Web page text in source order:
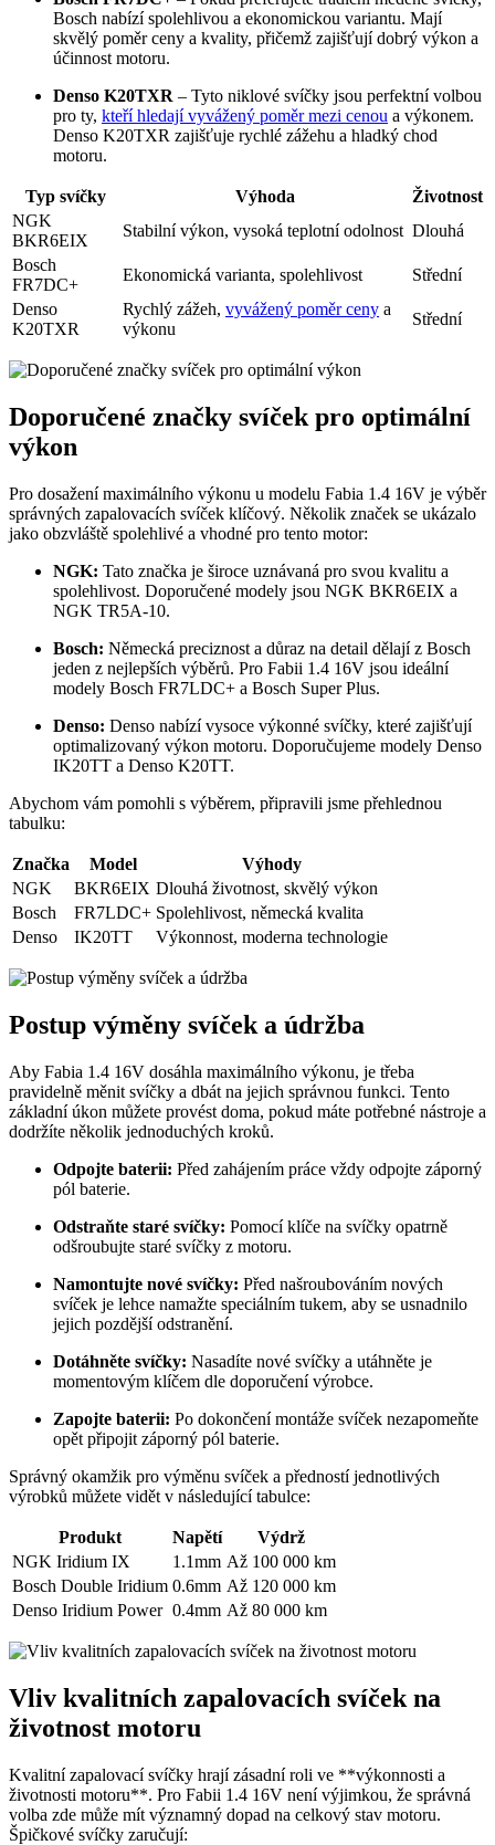
Bosch nabízí spolehlivou a ekonomickou variantu. Mají
skvělý poměr ceny a kvality, přičemž zajišťují dobrý výkon a
účinnost motoru.
Denso K20TXR – Tyto niklové svíčky jsou perfektní volbou
pro ty, kteří hledají vyvážený poměr mezi cenou a výkonem.
Denso K20TXR zajišťuje rychlé zážehu a hladký chod
motoru.
Typ svíčky Výhoda
Životnost
NGK
BKR6EIX
Stabilní výkon, vysoká teplotní odolnost Dlouhá
Bosch
FR7DC+
Ekonomická varianta, spolehlivost
Střední
Denso
K20TXR
Rychlý zážeh, vyvážený poměr ceny a
výkonu
Střední
Doporučené značky svíček pro optimální
výkon
Pro dosažení maximálního výkonu u modelu Fabia 1.4 16V je výběr
správných zapalovacích svíček klíčový. Několik značek se ukázalo
jako obzvláště spolehlivé a vhodné pro tento motor:
NGK: Tato značka je široce uznávaná pro svou kvalitu a
spolehlivost. Doporučené modely jsou NGK BKR6EIX a
NGK TR5A-10.
Bosch: Německá preciznost a důraz na detail dělají z Bosch
jeden z nejlepších výběrů. Pro Fabii 1.4 16V jsou ideální
modely Bosch FR7LDC+ a Bosch Super Plus.
Denso: Denso nabízí vysoce výkonné svíčky, které zajišťují
optimalizovaný výkon motoru. Doporučujeme modely Denso
IK20TT a Denso K20TT.
Abychom vám pomohli s výběrem, připravili jsme přehlednou
tabulku:
Značka Model
Výhody
NGK
BKR6EIX Dlouhá životnost, skvělý výkon
Bosch
FR7LDC+ Spolehlivost, německá kvalita
Denso
IK20TT Výkonnost, moderna technologie
Postup výměny svíček a údržba
Aby Fabia 1.4 16V dosáhla maximálního výkonu, je třeba
pravidelně měnit svíčky a dbát na jejich správnou funkci. Tento
základní úkon můžete provést doma, pokud máte potřebné nástroje a
dodržíte několik jednoduchých kroků.
Odpojte baterii: Před zahájením práce vždy odpojte záporný
pól baterie.
Odstraňte staré svíčky: Pomocí klíče na svíčky opatrně
odšroubujte staré svíčky z motoru.
Namontujte nové svíčky: Před našroubováním nových
svíček je lehce namažte speciálním tukem, aby se usnadnilo
jejich pozdější odstranění.
Dotáhněte svíčky: Nasadíte nové svíčky a utáhněte je
momentovým klíčem dle doporučení výrobce.
Zapojte baterii: Po dokončení montáže svíček nezapomeňte
opět připojit záporný pól baterie.
Správný okamžik pro výměnu svíček a předností jednotlivých
výrobků můžete vidět v následující tabulce:
Produkt Napětí
Výdrž
NGK Iridium IX
1.1mm Až 100 000 km
Bosch Double Iridium 0.6mm Až 120 000 km
Denso Iridium Power 0.4mm Až 80 000 km
Vliv kvalitních zapalovacích svíček na
životnost motoru
Kvalitní zapalovací svíčky hrají zásadní roli ve **výkonnosti a
životnosti motoru**. Pro Fabii 1.4 16V není výjimkou, že správná
volba zde může mít významný dopad na celkový stav motoru.
Špičkové svíčky zaručují: